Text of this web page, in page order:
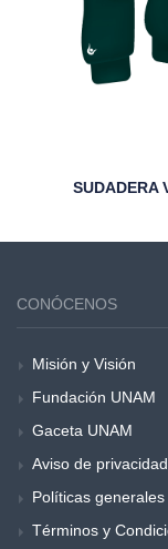
SUDADERA
CONÓCENOS
Misión y Visión
Fundación UNAM
Gaceta UNAM
Aviso de privacidad
Políticas generales
Términos y